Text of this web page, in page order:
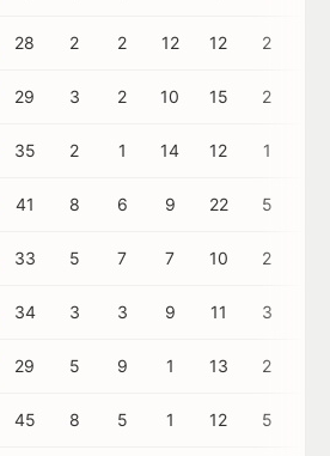
28 2 2 12 12 2
29 3 2 10 15 2
35 2 1 14 12 1
41 8 6 9 22 5
33 5 7 7 10 2
34 3 3 9 11 3
29 5 9 1 13 2
45 8 5 1 12 5